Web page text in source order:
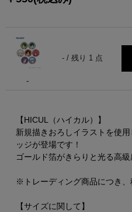
-
- /残り 1 点
【HICUL（ハイカル）】
新規描きおろしイラストを使
ッジが登場です！
ゴールド箔がきらりと光る高級
※トレーディング商品につき、
【サイズに関して】